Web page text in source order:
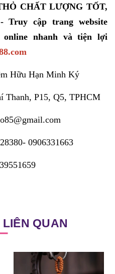
CHẤT LƯỢNG TỐT,
cập trang website
nhanh và tiện lợi
Hữu Hạn Minh Ký
Thanh, P15, Q5, TPHCM
0906331663
QUAN